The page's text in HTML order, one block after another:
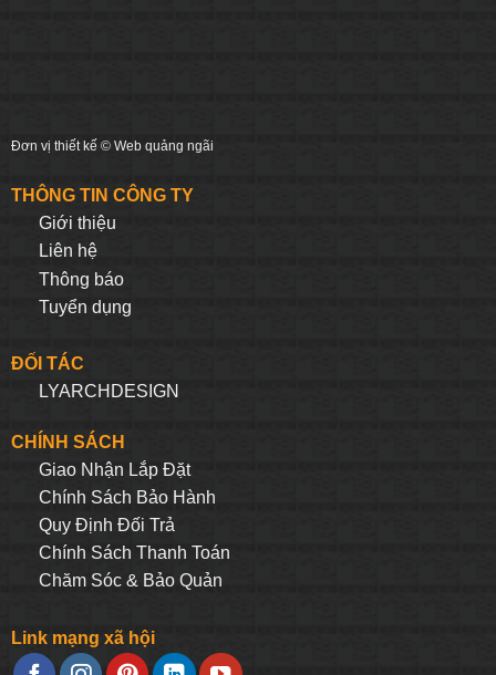
Đơn vị thiết kế © Web quảng ngãi
THÔNG TIN CÔNG TY
Giới thiệu
Liên hệ
Thông báo
Tuyển dụng
ĐỐI TÁC
LYARCHDESIGN
CHÍNH SÁCH
Giao Nhận Lắp Đặt
Chính Sách Bảo Hành
Quy Định Đối Trả
Chính Sách Thanh Toán
Chăm Sóc & Bảo Quản
Link mạng xã hội